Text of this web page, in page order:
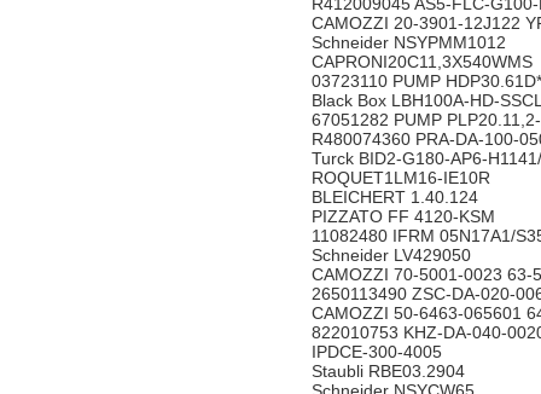
CAMOZZI 20-3901-12J122
Schneider NSYPMM1012
03723110 PUMP
Black Box LBH100A-HD-
67051282 PUMP
R480074360 PRA-DA-100-
Turck BID2-G180-AP6-
ROQUET1LM16-IE10R
BLEICHERT 1.40.124
PIZZATO FF 4120-KSM
11082480 IFRM 05N17A1/
Schneider LV429050
CAMOZZI 70-5001-0023
2650113490 ZSC-DA-020-
CAMOZZI 50-6463-065601
822010753 KHZ-DA-040-
IPDCE-300-4005
Staubli RBE03.2904